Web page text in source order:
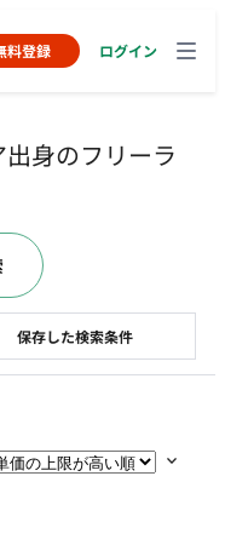
料登録 ログイン
身のフリーラ
保存した検索条件